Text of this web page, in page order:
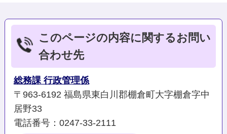
このページの内容に関するお問い
合わせ先
総務課 行政管理係
〒963-6192 福島県東白川郡棚倉町大字棚倉字中
居野33
電話番号：0247‐33‐2111